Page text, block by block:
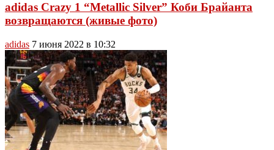
adidas Crazy 1 “Metallic Silver” Коби Брайанта
возвращаются (живые фото)
adidas 7 июня 2022 в 10:32